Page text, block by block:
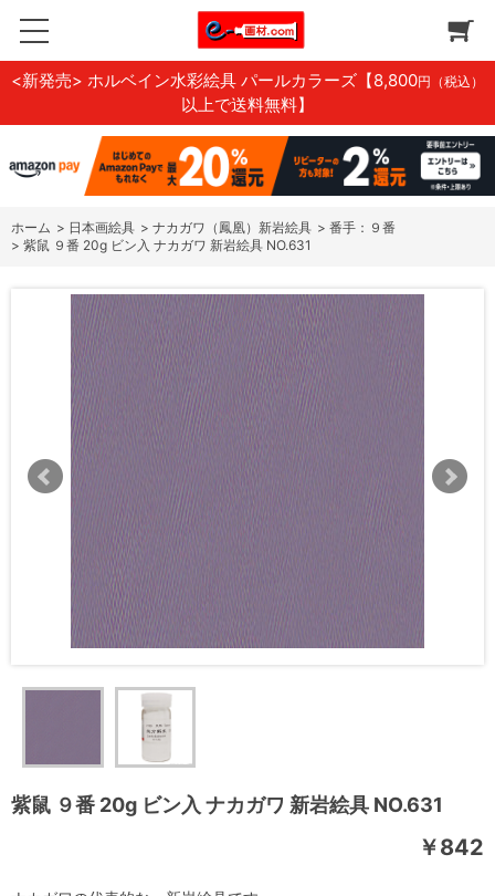
<新発売> ホルベイン水彩絵具 パールカラーズ 【8,800円（税込）
以上で送料無料】
ホーム > 日本画絵具 > ナカガワ（鳳凰）新岩絵具 > 番手：９番
> 紫鼠 ９番 20g ビン入 ナカガワ 新岩絵具 NO.631
紫鼠 ９番 20g ビン入 ナカガワ 新岩絵具 NO.631
￥842